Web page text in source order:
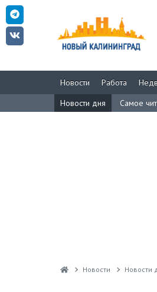
Новости Работа
Новости дня
Самое
Новости Новости